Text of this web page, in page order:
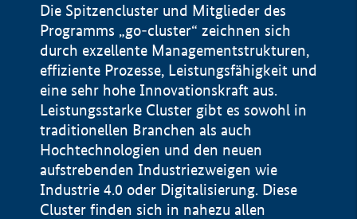
Die Spitzencluster und Mitglieder des
Programms „go-cluster“ zeichnen sich
durch exzellente Managementstrukturen,
effiziente Prozesse, Leistungsfähigkeit und
eine sehr hohe Innovationskraft aus.
Leistungsstarke Cluster gibt es sowohl in
traditionellen Branchen als auch
Hochtechnologien und den neuen
aufstrebenden Industriezweigen wie
Industrie 4.0 oder Digitalisierung. Diese
Cluster finden sich in nahezu allen